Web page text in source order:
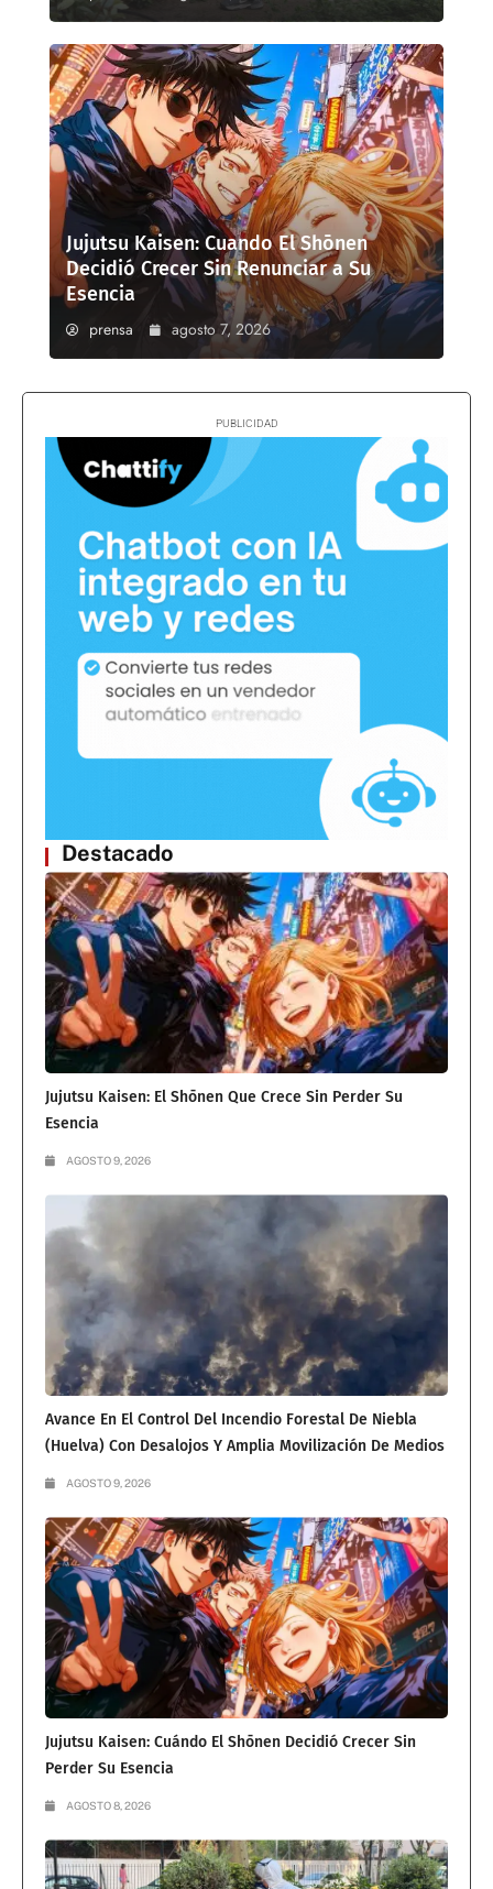
Jujutsu Kaisen: Cuando El Shōnen
Decidió Crecer Sin Renunciar a Su
Esencia
prensa agosto 7, 2026
Destacado
Jujutsu Kaisen: El Shōnen Que Crece Sin Perder Su
Esencia
AGOSTO 9, 2026
Avance En El Control Del Incendio Forestal De Niebla
(Huelva) Con Desalojos Y Amplia Movilización De Medios
AGOSTO 9, 2026
Jujutsu Kaisen: Cuándo El Shōnen Decidió Crecer Sin
Perder Su Esencia
AGOSTO 8, 2026